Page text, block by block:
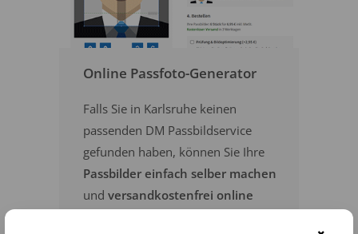
Online Passfoto-Generator
Falls Sie in Karlsruhe keinen
passenden DM Passbildservice
gefunden haben, können Sie Ihre
Passbilder einfach selber machen
und versandkostenfrei online